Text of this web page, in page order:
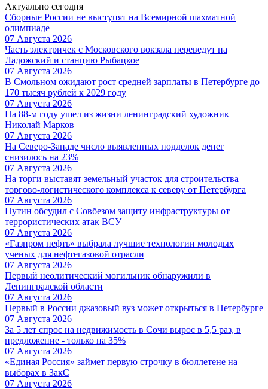
Актуально сегодня
Сборные России не выступят на Всемирной шахматной
олимпиаде
07 Августа 2026
Часть электричек с Московского вокзала переведут на
Ладожский и станцию Рыбацкое
07 Августа 2026
В Смольном ожидают рост средней зарплаты в Петербурге до
170 тысяч рублей к 2029 году
07 Августа 2026
На 88-м году ушел из жизни ленинградский художник
Николай Марков
07 Августа 2026
На Северо-Западе число выявленных подделок денег
снизилось на 23%
07 Августа 2026
На торги выставят земельный участок для строительства
торгово-логистического комплекса к северу от Петербурга
07 Августа 2026
Путин обсудил с Совбезом защиту инфраструктуры от
террористических атак ВСУ
07 Августа 2026
«Газпром нефть» выбрала лучшие технологии молодых
ученых для нефтегазовой отрасли
07 Августа 2026
Первый неолитический могильник обнаружили в
Ленинградской области
07 Августа 2026
Первый в России джазовый вуз может открыться в Петербурге
07 Августа 2026
За 5 лет спрос на недвижимость в Сочи вырос в 5,5 раз, в
предложение - только на 35%
07 Августа 2026
«Единая Россия» займет первую строчку в бюллетене на
выборах в ЗакС
07 Августа 2026